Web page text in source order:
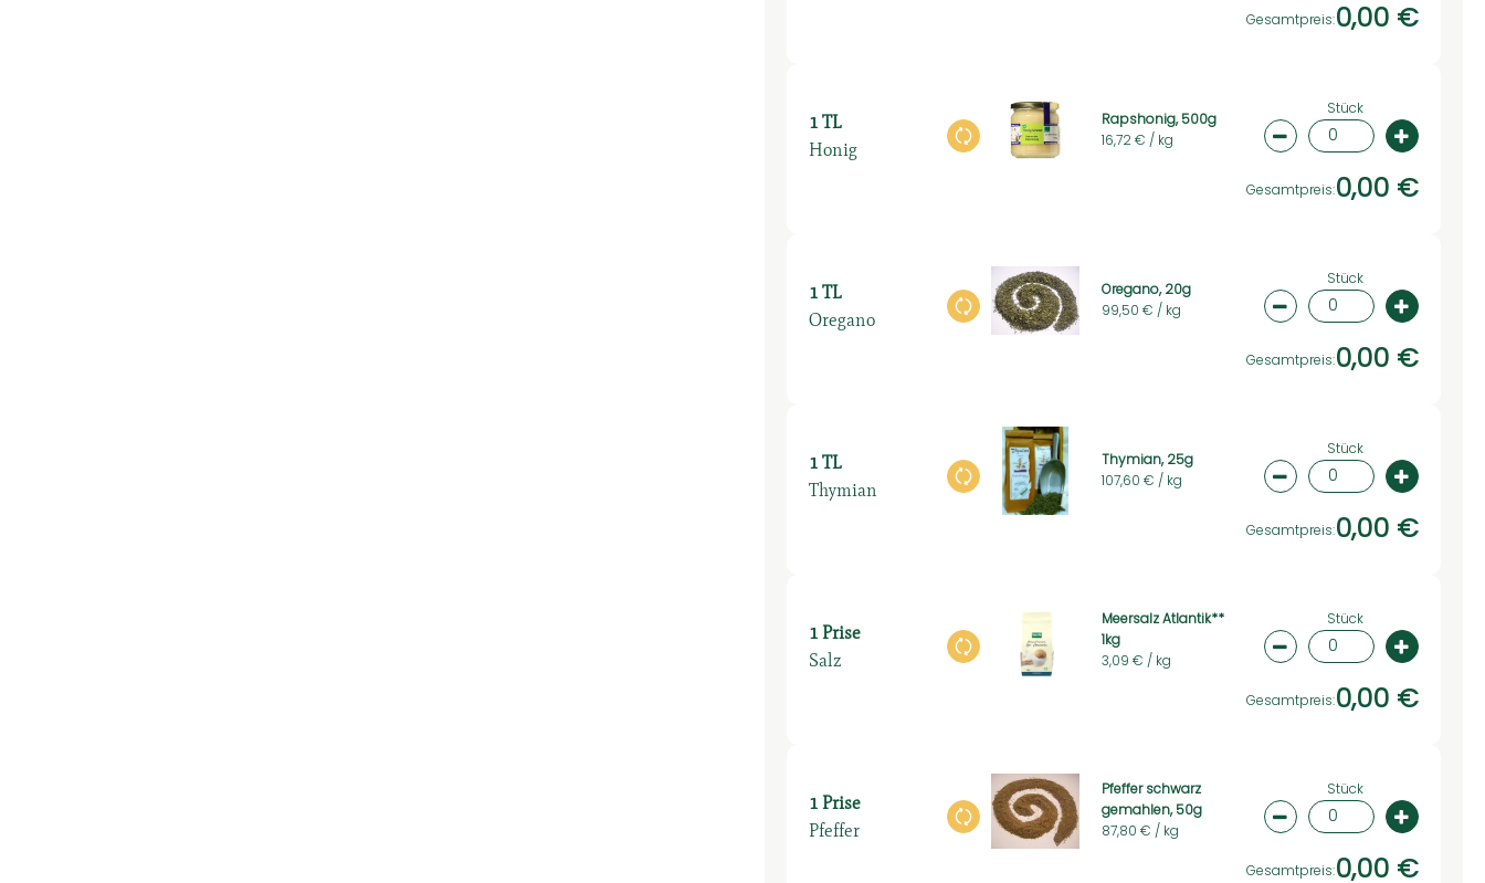
Gesamtpreis:0,00 €
1 TL
Honig
Auswahl ändern
Rapshonig, 500g
16,72 € / kg
Stück
Artikelanzahl
Gesamtpreis:0,00 €
1 TL
Oregano
Auswahl ändern
Oregano, 20g
99,50 € / kg
Stück
Artikelanzahl
Gesamtpreis:0,00 €
1 TL
Thymian
Auswahl ändern
Thymian, 25g
107,60 € / kg
Stück
Artikelanzahl
Gesamtpreis:0,00 €
1 Prise
Salz
Auswahl ändern
Meersalz Atlantik**
1kg
3,09 € / kg
Stück
Artikelanzahl
Gesamtpreis:0,00 €
1 Prise
Pfeffer
Auswahl ändern
Pfeffer schwarz
gemahlen, 50g
87,80 € / kg
Stück
Artikelanzahl
Gesamtpreis:0,00 €